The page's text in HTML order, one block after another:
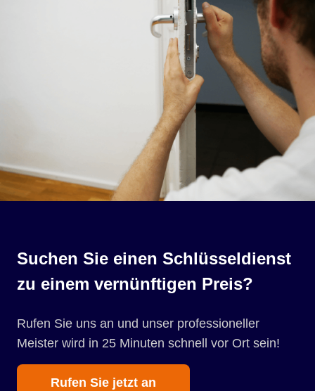
Suchen Sie einen Schlüsseldienst
zu einem vernünftigen Preis?
Rufen Sie uns an und unser professioneller
Meister wird in 25 Minuten schnell vor Ort sein!
Rufen Sie jetzt an